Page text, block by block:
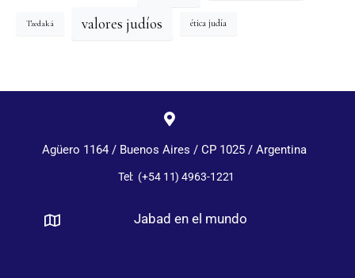
Tzedaká valores judíos ética judía
Agüero 1164 / Buenos Aires / CP 1025 / Argentina
Tel: (+54 11) 4963-1221
Jabad en el mundo